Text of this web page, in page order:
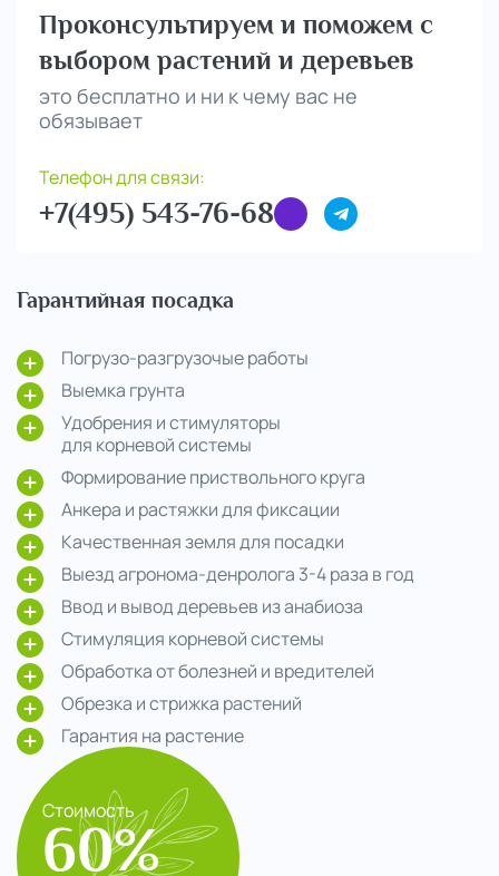
Проконсультируем и поможем с
выбором растений и деревьев
это бесплатно и ни к чему вас не
обязывает
Телефон для связи:
+7(495) 543-76-68
Гарантийная посадка
Погрузо-разгрузочые работы
Выемка грунта
Удобрения и стимуляторы
для корневой системы
Формирование приствольного круга
Анкера и растяжки для фиксации
Качественная земля для посадки
Выезд агронома-денролога 3-4 раза в год
Ввод и вывод деревьев из анабиоза
Стимуляция корневой системы
Обработка от болезней и вредителей
Обрезка и стрижка растений
Гарантия на растение
Стоимость
60%